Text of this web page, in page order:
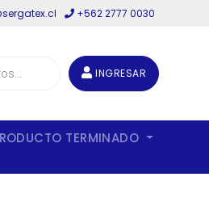
+562 2777 0030
INGRESAR
TERMINADO